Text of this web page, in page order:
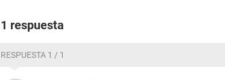
1 respuesta
RESPUESTA 1 / 1